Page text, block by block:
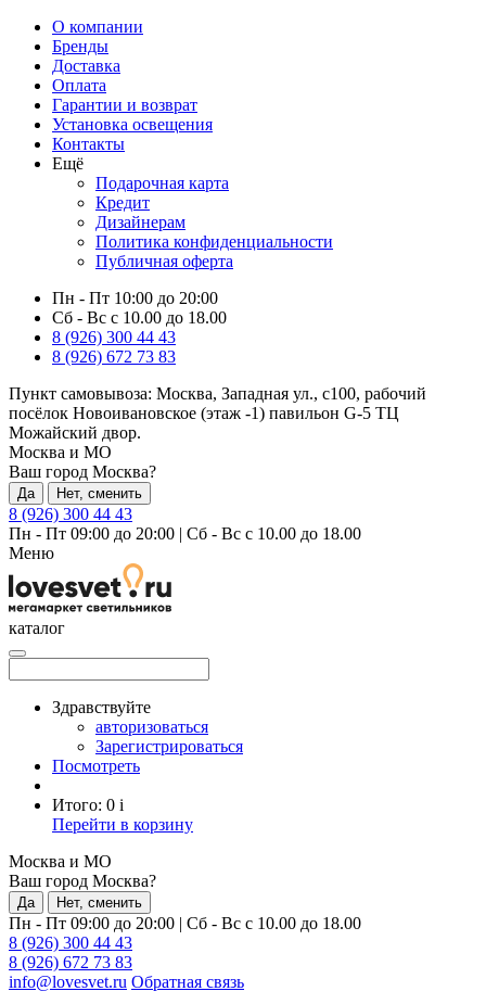
О компании
Бренды
Доставка
Оплата
Гарантии и возврат
Установка освещения
Контакты
Ещё
Подарочная карта
Кредит
Дизайнерам
Политика конфиденциальности
Публичная оферта
Пн - Пт 10:00 до 20:00
Сб - Вс с 10.00 до 18.00
8 (926) 300 44 43
8 (926) 672 73 83
Пункт самовывоза: Москва, Западная ул., с100, рабочий
посёлок Новоивановское (этаж -1) павильон G-5 ТЦ
Можайский двор.
Москва и МО
Ваш город Москва?
Да Нет, сменить
8 (926) 300 44 43
Пн - Пт 09:00 до 20:00 | Сб - Вс с 10.00 до 18.00
Меню
каталог
Здравствуйте
авторизоваться
Зарегистрироваться
Посмотреть
Итого: 0 i
Перейти в корзину
Москва и МО
Ваш город Москва?
Да Нет, сменить
Пн - Пт 09:00 до 20:00 | Сб - Вс с 10.00 до 18.00
8 (926) 300 44 43
8 (926) 672 73 83
info@lovesvet.ru Обратная связь